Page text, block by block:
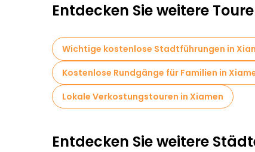
Entdecken Sie weitere
Wichtige kostenlose Stadtführungen in
Kostenlose Rundgänge für Familien in
Lokale Verkostungstouren in Xiamen
Entdecken Sie weitere